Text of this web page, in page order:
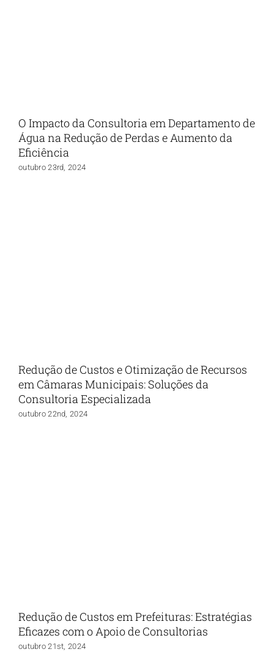
O Impacto da Consultoria em Departamento de
Água na Redução de Perdas e Aumento da
Eficiência
outubro 23rd, 2024
Redução de Custos e Otimização de Recursos
em Câmaras Municipais: Soluções da
Consultoria Especializada
outubro 22nd, 2024
Redução de Custos em Prefeituras: Estratégias
Eficazes com o Apoio de Consultorias
outubro 21st, 2024